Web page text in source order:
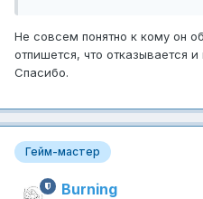
Не совсем понятно к кому он
отпишется, что отказывается
Спасибо.
Гейм-мастер
Burning